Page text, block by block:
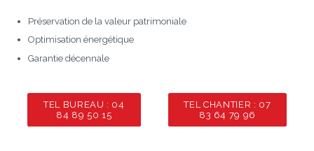
Préservation de la valeur patrimoniale
Optimisation énergétique
Garantie décennale
TEL BUREAU : 04
84 89 50 15
TEL CHANTIER : 07
83 64 79 96